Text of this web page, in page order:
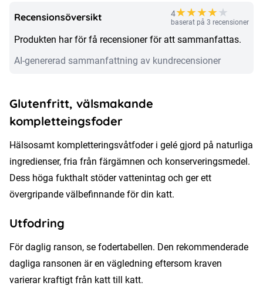
gelé
Recensionsöversikt 4★★★★★
baserat på 3 recensioner
Produkten har för få recensioner för att sammanfattas.
AI-genererad sammanfattning av kundrecensioner
Glutenfritt, välsmakande
kompletteingsfoder
Hälsosamt kompletteringsvåtfoder i gelé gjord på naturliga
ingredienser, fria från färgämnen och konserveringsmedel.
Dess höga fukthalt stöder vattenintag och ger ett
övergripande välbefinnande för din katt.
Utfodring
För daglig ranson, se fodertabellen. Den rekommenderade
dagliga ransonen är en vägledning eftersom kraven
varierar kraftigt från katt till katt.